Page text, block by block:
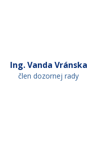
Ing. Vanda Vránska
člen dozornej rady